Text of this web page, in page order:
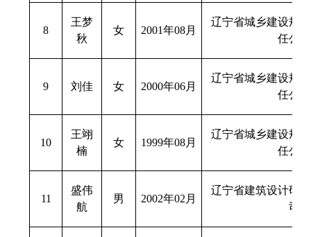
8
王梦
秋
女 2001年08月
辽宁省城乡建设规
任公司
9 刘佳 女 2000年06月
辽宁省城乡建设规
任公司
10
王翊
楠
女 1999年08月
辽宁省城乡建设规
任公司
11
盛伟
航
男 2002年02月
辽宁省建筑设计研
司